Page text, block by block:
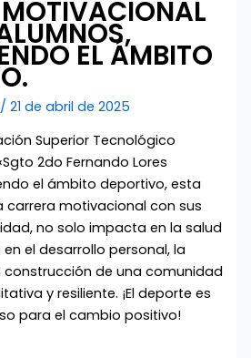
EL ÁMBITO
/21 de abril de 2025
Superior Tecnológico
2do Fernando Lores
el ámbito deportivo, esta
carrera motivacional con sus
no solo impacta en la salud
el desarrollo personal, la
construcción de una comunidad
y resiliente. ¡El deporte es
para el cambio positivo!